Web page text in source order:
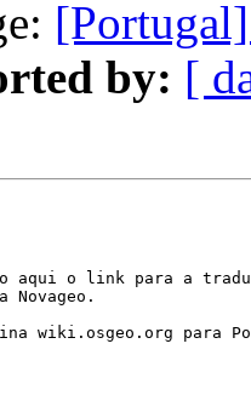
by: [
aqui o link para a
Novageo.
wiki.osgeo.org para